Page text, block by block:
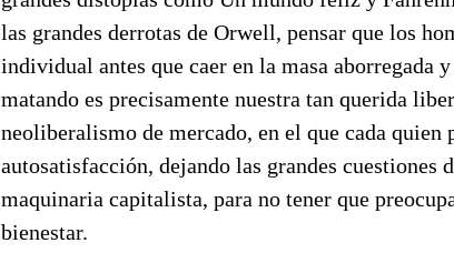
las grandes derrotas de Orwell, pensar que los
individual antes que caer en la masa aborregada
matando es precisamente nuestra tan querida
neoliberalismo de mercado, en el que cada
autosatisfacción, dejando las grandes cuestiones
maquinaria capitalista, para no tener que
bienestar.